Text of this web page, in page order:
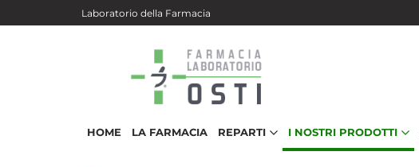
Salta al contenuto principale
Laboratorio della Farmacia
HOME LA FARMACIA REPARTI I NOSTRI PRODOTTI